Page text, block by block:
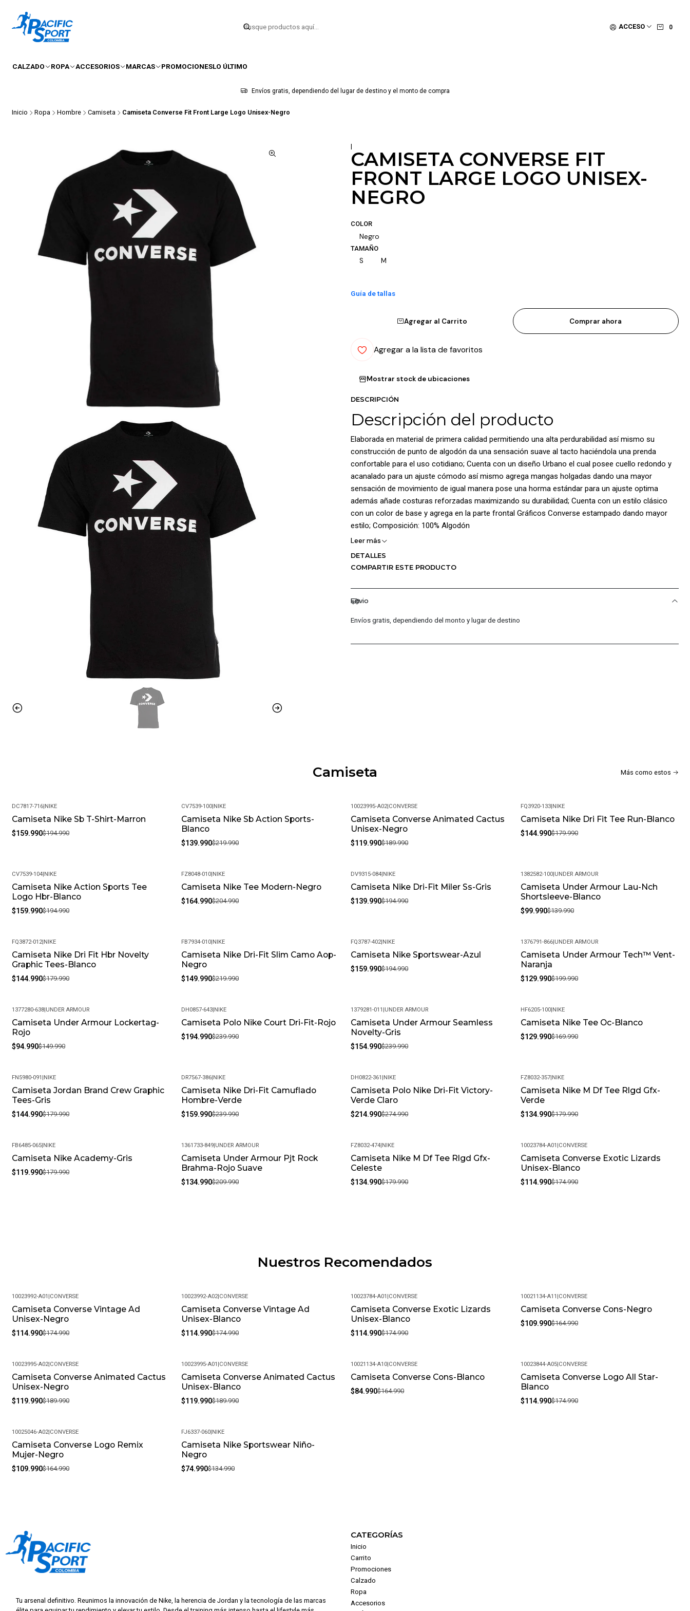
ACCESO 0
CALZADO ROPA ACCESORIOS MARCAS PROMOCIONESLO ÚLTIMO
Envíos gratis, dependiendo del lugar de destino y el monto de compra
Inicio Ropa Hombre Camiseta Camiseta Converse Fit Front Large Logo Unisex-Negro
|
CAMISETA CONVERSE FIT
FRONT LARGE LOGO UNISEX-
NEGRO
COLOR
Negro
TAMAÑO
S M
Guía de tallas
Agregar al Carrito Comprar ahora
Agregar a la lista de favoritos
Mostrar stock de ubicaciones
DESCRIPCIÓN
Descripción del producto
Elaborada en material de primera calidad permitiendo una alta perdurabilidad así mismo su
construcción de punto de algodón da una sensación suave al tacto haciéndola una prenda
confortable para el uso cotidiano; Cuenta con un diseño Urbano el cual posee cuello redondo y
acanalado para un ajuste cómodo así mismo agrega mangas holgadas dando una mayor
sensación de movimiento de igual manera pose una horma estándar para un ajuste optima
además añade costuras reforzadas maximizando su durabilidad; Cuenta con un estilo clásico
con un color de base y agrega en la parte frontal Gráficos Converse estampado dando mayor
estilo; Composición: 100% Algodón
Leer más
DETALLES
COMPARTIR ESTE PRODUCTO
Envio
Envíos gratis, dependiendo del monto y lugar de destino
Camiseta Más como estos
-18%
DC7817-716|NIKE
Camiseta Nike Sb T-Shirt-Marron
$159.990$194.990
-36%
CV7539-100|NIKE
Camiseta Nike Sb Action Sports-
Blanco
$139.990$219.990
-37%
10023995-A02|CONVERSE
Camiseta Converse Animated Cactus
Unisex-Negro
$119.990$189.990
-19%
FQ3920-133|NIKE
Camiseta Nike Dri Fit Tee Run-Blanco
$144.990$179.990
-18%
CV7539-104|NIKE
Camiseta Nike Action Sports Tee
Logo Hbr-Blanco
$159.990$194.990
-20%
FZ8048-010|NIKE
Camiseta Nike Tee Modern-Negro
$164.990$204.990
-28%
DV9315-084|NIKE
Camiseta Nike Dri-Fit Miler Ss-Gris
$139.990$194.990
-29%
1382582-100|UNDER ARMOUR
Camiseta Under Armour Lau-Nch
Shortsleeve-Blanco
$99.990$139.990
-19%
FQ3872-012|NIKE
Camiseta Nike Dri Fit Hbr Novelty
Graphic Tees-Blanco
$144.990$179.990
-32%
FB7934-010|NIKE
Camiseta Nike Dri-Fit Slim Camo Aop-
Negro
$149.990$219.990
-18%
FQ3787-402|NIKE
Camiseta Nike Sportswear-Azul
$159.990$194.990
-35%
1376791-866|UNDER ARMOUR
Camiseta Under Armour Tech™ Vent-
Naranja
$129.990$199.990
-37%
1377280-638|UNDER ARMOUR
Camiseta Under Armour Lockertag-
Rojo
$94.990$149.990
-19%
DH0857-643|NIKE
Camiseta Polo Nike Court Dri-Fit-Rojo
$194.990$239.990
-35%
1379281-011 |UNDER ARMOUR
Camiseta Under Armour Seamless
Novelty-Gris
$154.990$239.990
-24%
HF6205-100|NIKE
Camiseta Nike Tee Oc-Blanco
$129.990$169.990
-19%
FN5980-091 |NIKE
Camiseta Jordan Brand Crew Graphic
Tees-Gris
$144.990$179.990
-33%
DR7567-386|NIKE
Camiseta Nike Dri-Fit Camuflado
Hombre-Verde
$159.990$239.990
-22%
DH0822-361 |NIKE
Camiseta Polo Nike Dri-Fit Victory-
Verde Claro
$214.990$274.990
-25%
FZ8032-357|NIKE
Camiseta Nike M Df Tee Rlgd Gfx-
Verde
$134.990$179.990
-33%
FB6485-065|NIKE
Camiseta Nike Academy-Gris
$119.990$179.990
-36%
1361733-849|UNDER ARMOUR
Camiseta Under Armour Pjt Rock
Brahma-Rojo Suave
$134.990$209.990
-25%
FZ8032-474|NIKE
Camiseta Nike M Df Tee Rlgd Gfx-
Celeste
$134.990$179.990
-34%
10023784-A01 |CONVERSE
Camiseta Converse Exotic Lizards
Unisex-Blanco
$114.990$174.990
Nuestros Recomendados
-34%
10023992-A01 |CONVERSE
Camiseta Converse Vintage Ad
Unisex-Negro
$114.990$174.990
-34%
10023992-A02|CONVERSE
Camiseta Converse Vintage Ad
Unisex-Blanco
$114.990$174.990
-34%
10023784-A01 |CONVERSE
Camiseta Converse Exotic Lizards
Unisex-Blanco
$114.990$174.990
-33%
10021134-A11 |CONVERSE
Camiseta Converse Cons-Negro
$109.990$164.990
-37%
10023995-A02|CONVERSE
Camiseta Converse Animated Cactus
Unisex-Negro
$119.990$189.990
-37%
10023995-A01 |CONVERSE
Camiseta Converse Animated Cactus
Unisex-Blanco
$119.990$189.990
-48%
10021134-A10|CONVERSE
Camiseta Converse Cons-Blanco
$84.990$164.990
-34%
10023844-A05|CONVERSE
Camiseta Converse Logo All Star-
Blanco
$114.990$174.990
-33%
10025046-A02|CONVERSE
Camiseta Converse Logo Remix
Mujer-Negro
$109.990$164.990
-44%
FJ6337-060|NIKE
Camiseta Nike Sportswear Niño-
Negro
$74.990$134.990
Tu arsenal definitivo. Reunimos la innovación de Nike, la herencia de Jordan y la tecnología de las marcas
CATEGORÍAS
Inicio
Carrito
Promociones
Calzado
Ropa
Accesorios